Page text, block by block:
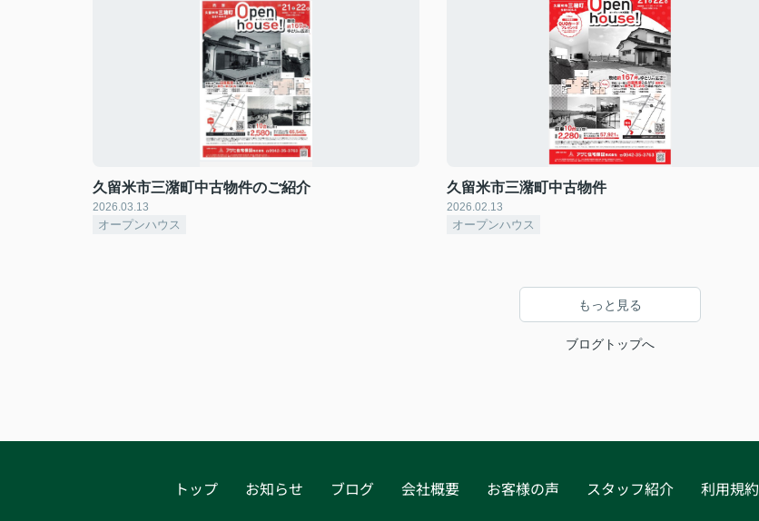
久留米市三潴町中古物件のご紹介
2026.03.13
オープンハウス
久留米市三潴町中古物件
2026.02.13
オープンハウス
もっと見る
ブログトップへ
トップ お知らせ ブログ 会社概要 お客様の声 スタッフ紹介 利用規約